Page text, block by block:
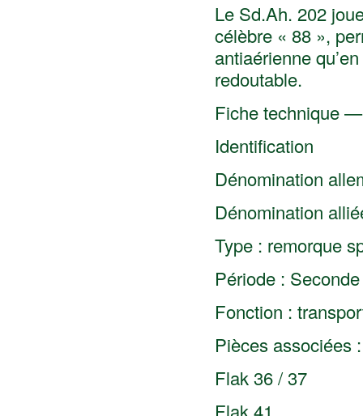
Le Sd.Ah. 202
célèbre « 88 »,
antiaérienne
redoutable.
Fiche technique
Identification
Dénomination
Dénomination
Type : remorque
Période :
Fonction :
Pièces associées :
Flak 36 / 37
Flak 41